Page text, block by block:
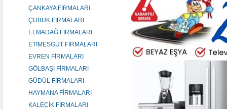
ÇANKAYA FİRMALARI
ÇUBUK FİRMALARI
ELMADAĞ FİRMALARI
ETİMESGUT FİRMALARI
EVREN FİRMALARI
GÖLBAŞI FİRMALARI
GÜDÜL FİRMALARI
HAYMANA FİRMALARI
KALECİK FİRMALARI